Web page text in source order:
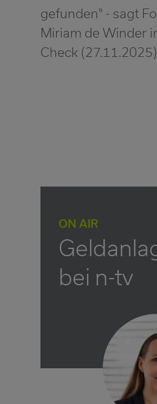
gefunden" - sagt
Miriam de Winder
Check (27.11.2025)
ON AIR
bei n-tv